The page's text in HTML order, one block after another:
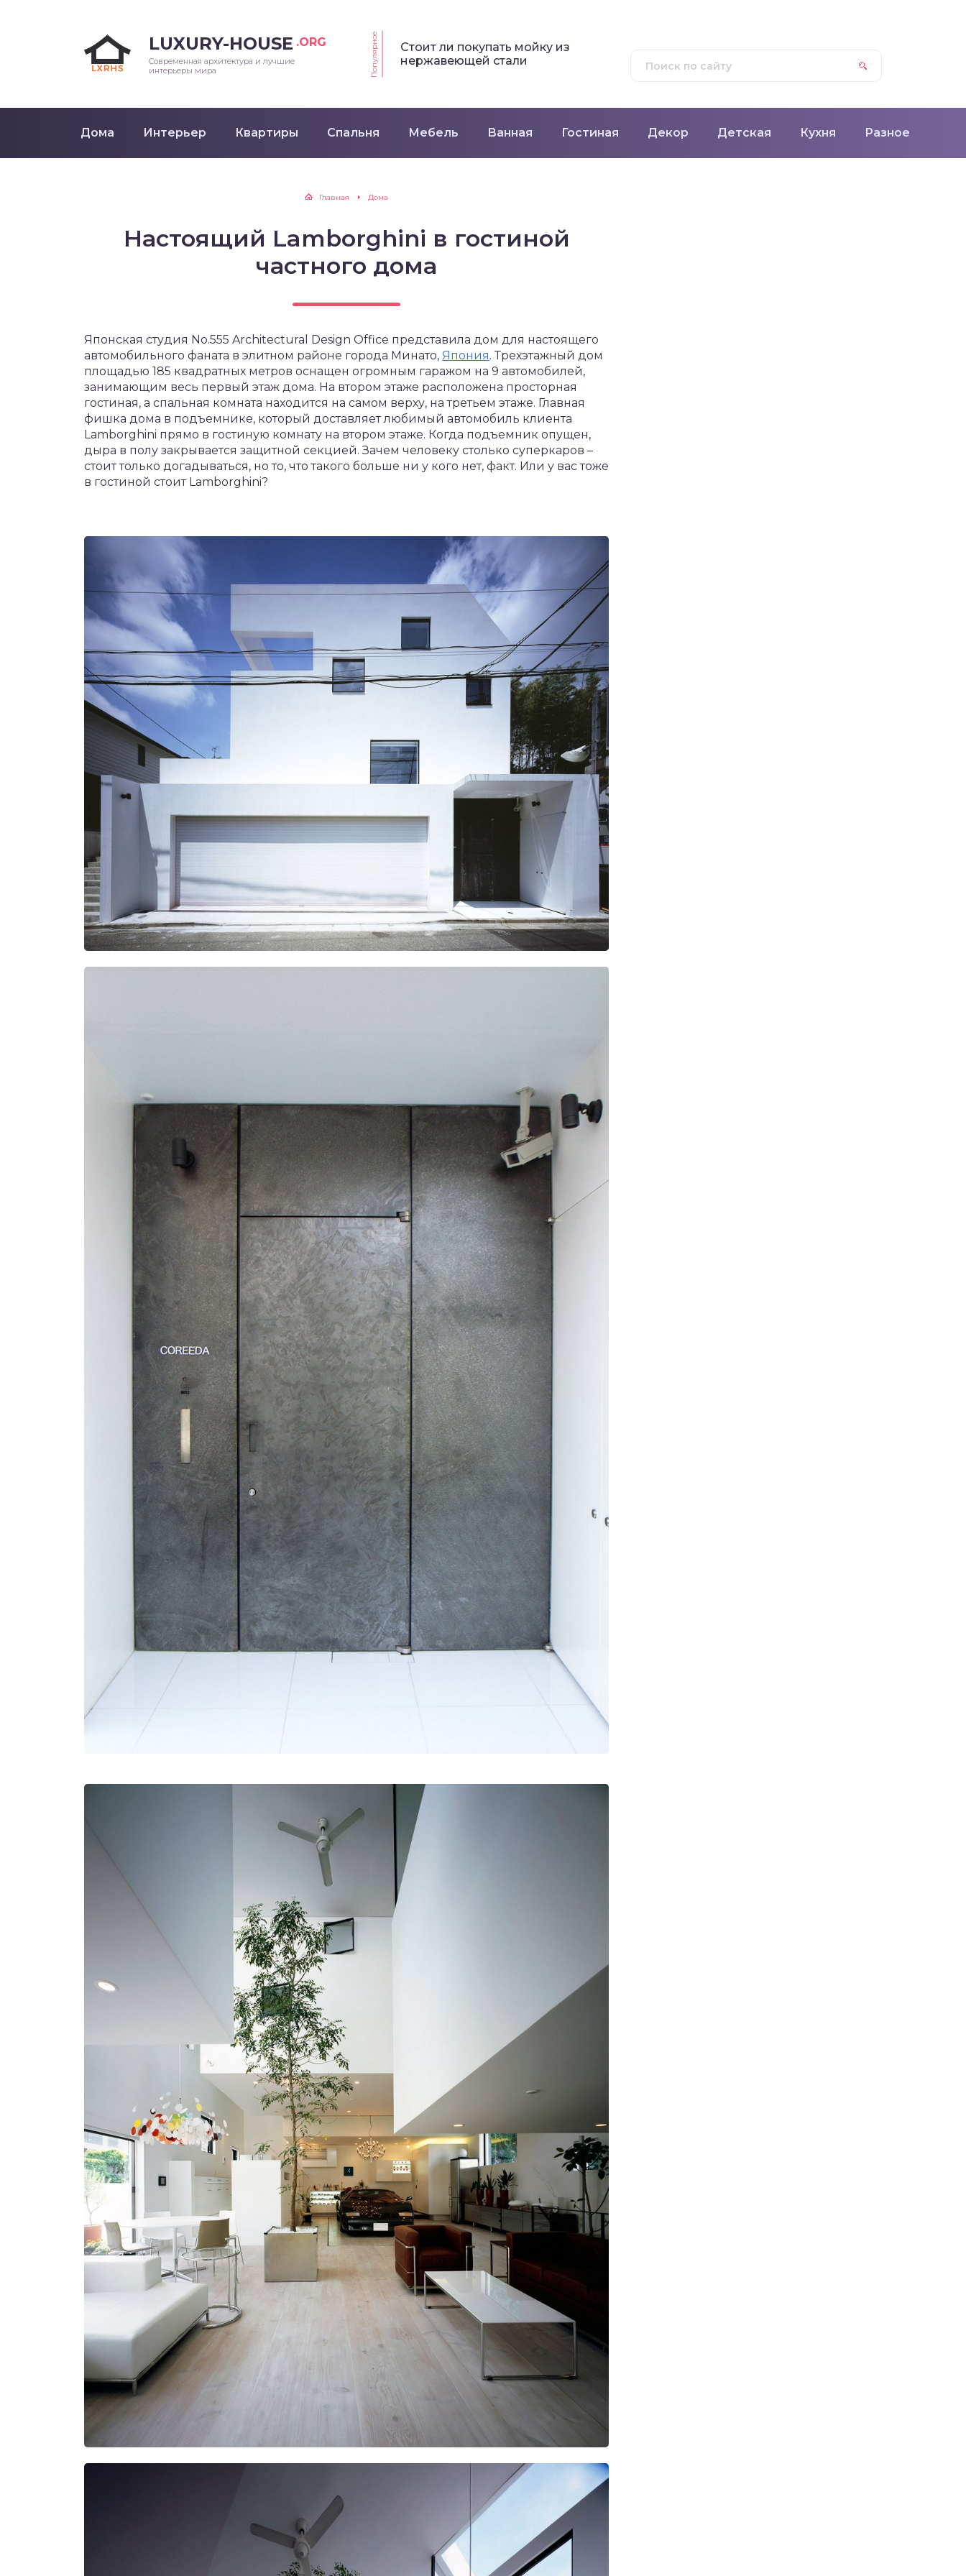
LUXURY-HOUSE .ORG
Современная архитектура и лучшие
интерьеры мира
Популярное
Стоит ли покупать мойку из
нержавеющей стали
Дома Интерьер Квартиры Спальня Мебель Ванная Гостиная Декор Детская Кухня Разное
Главная Дома
Настоящий Lamborghini в гостиной
частного дома
Японская студия No.555 Architectural Design Office представила дом для настоящего
автомобильного фаната в элитном районе города Минато, Япония. Трехэтажный дом
площадью 185 квадратных метров оснащен огромным гаражом на 9 автомобилей,
занимающим весь первый этаж дома. На втором этаже расположена просторная
гостиная, а спальная комната находится на самом верху, на третьем этаже. Главная
фишка дома в подъемнике, который доставляет любимый автомобиль клиента
Lamborghini прямо в гостиную комнату на втором этаже. Когда подъемник опущен,
дыра в полу закрывается защитной секцией. Зачем человеку столько суперкаров –
стоит только догадываться, но то, что такого больше ни у кого нет, факт. Или у вас тоже
в гостиной стоит Lamborghini?